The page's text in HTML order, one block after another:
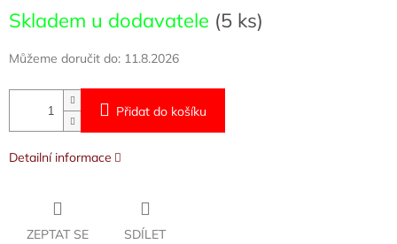
cena:
Skladem u dodavatele (5 ks)
Můžeme doručit do: 11.8.2026
Přidat do košíku
Detailní informace
ZEPTAT SE SDÍLET